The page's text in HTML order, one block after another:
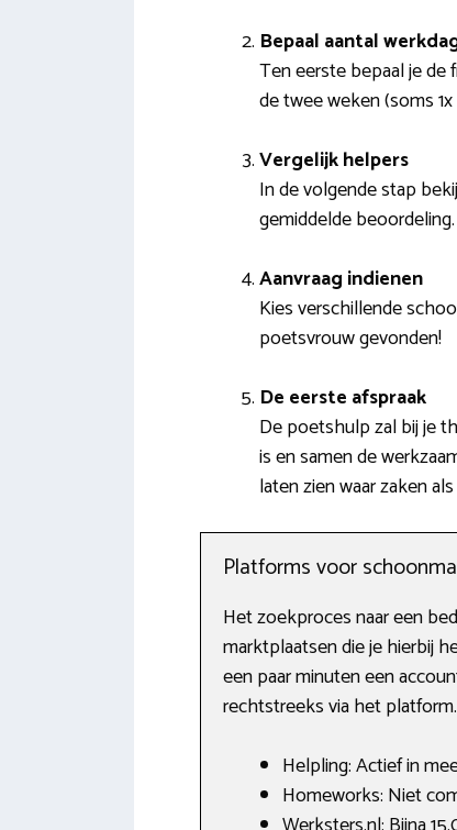
Bepaal aantal
Ten eerste bepaal je
de twee weken (soms
Vergelijk helpers
In de volgende stap
gemiddelde beoordeling.
Aanvraag indienen
Kies verschillende
poetsvrouw gevonden!
De eerste afspraak
De poetshulp zal bij je
is en samen de
laten zien waar zaken
Platforms voor
Het zoekproces naar een
marktplaatsen die je hierbij
een paar minuten een
rechtstreeks via het
Helpling: Actief in
Homeworks: Niet